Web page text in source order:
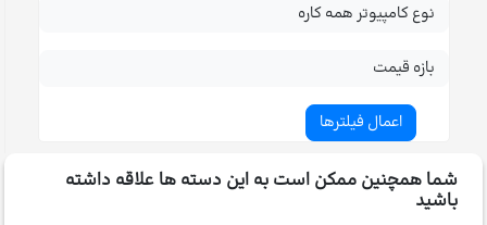
نوع کامپیوتر همه کاره
بازه قیمت
شما همچنین ممکن است به این دسته ها علاقه داشته
باشید